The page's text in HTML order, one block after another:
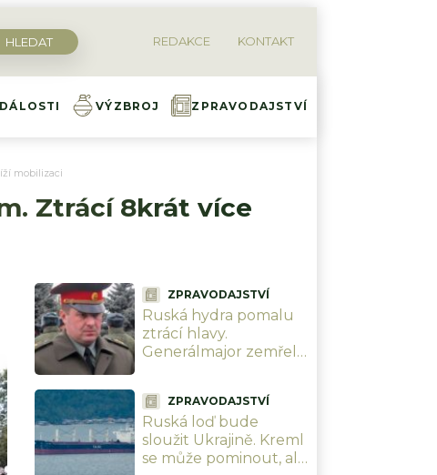
REDAKCE KONTAKT
VÝZBROJ ZPRAVODAJSTVÍ
mobilizaci
Ztrácí 8krát více
ZPRAVODAJSTVÍ
Ruská hydra pomalu
ztrácí hlavy.
Generálmajor zemřel
restaurací, když slavil
narozeniny šéfa
vzdušných sil
ZPRAVODAJSTVÍ
Ruská loď bude
sloužit Ukrajině. Kreml
se může pominout, ale